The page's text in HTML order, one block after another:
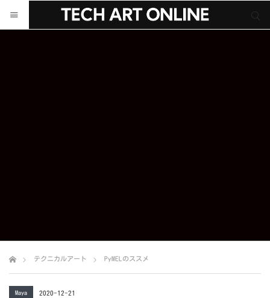
テクニカルアート PyMELのススメ
Maya 2020-12-21